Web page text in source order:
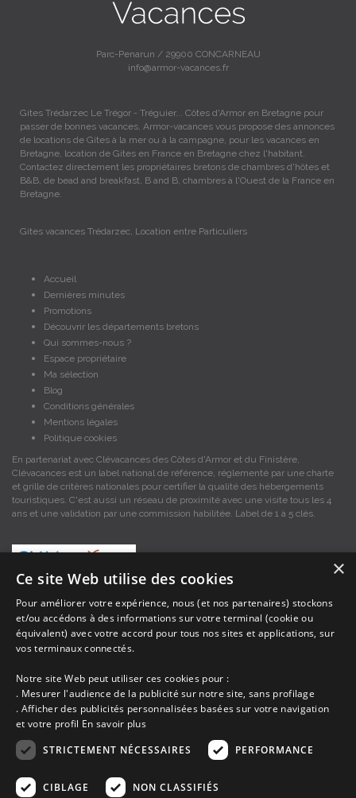
Parc-Penarun / 29900 CONCARNEAU
info@armor-vacances.fr
Gites Trédarzec Le Trégor - Tréguier... Côtes d'Armor en Bretagne pour
passer de bonnes vacances, Armor-vacances vous propose des annonces
de locations de Gites à la mer ou à la campagne, pour les vacances en
Bretagne, location de Gites en France en Bretagne chez l'habitant.
Contactez directement les propriétaires bretons de chambres d'hôtes et
B&B, de bead and breakfast, B and B, chambres à l'Ouest de la France en
Bretagne.
Gites vacances Trédarzec, Location entre Particuliers
Accueil
Dernières minutes
Promotions
Découvrir les départements bretons
Qui sommes-nous ?
Espace propriétaire
Ma sélection
Blog
Conditions générales
Mentions légales
Politique cookies
En partenariat avec Clévacances des Côtes d'Armor et du Finistère,
Clévacances est un label national de référence, réglementé par une charte
et grille de critères nationales pour certifier la qualité des hébergements
touristiques. C'est aussi un réseau de proximité avec une visite tous les 4
ans et une validation par une commission habilitée. Label de 1 à 5 clés.
Les descriptions et photos contenues dans le site Armor-vacances sont sous
la responsabilité des propriétaires, ces informations sont indicatives et non
contractuelles. Les données sont protégées par copyright Armor-vacances.
Armor-vacances n'est pas un organisme et ne touche aucune commission
sur les locations, c'est simplement un annuaire d'hébergements de
vacances en Bretagne, un service de petites annonces de location DE
PARTICULIER A PARTICULIER.
Avant de prendre possession du logement vous devez obtenir du
propriétaire un contrat qui stipule les clauses et le descriptif de la location,
grâce à ce contrat vous pouvez faire valoir vos droits si le logement ne
×
Ce site Web utilise des cookies
Pour améliorer votre expérience, nous (et nos partenaires) stockons
et/ou accédons à des informations sur votre terminal (cookie ou
équivalent) avec votre accord pour tous nos sites et applications, sur
vos terminaux connectés.
Notre site Web peut utiliser ces cookies pour :
. Mesurer l'audience de la publicité sur notre site, sans profilage
. Afficher des publicités personnalisées basées sur votre navigation
et votre profil En savoir plus
STRICTEMENT NÉCESSAIRES
PERFORMANCE
CIBLAGE NON CLASSIFIÉS